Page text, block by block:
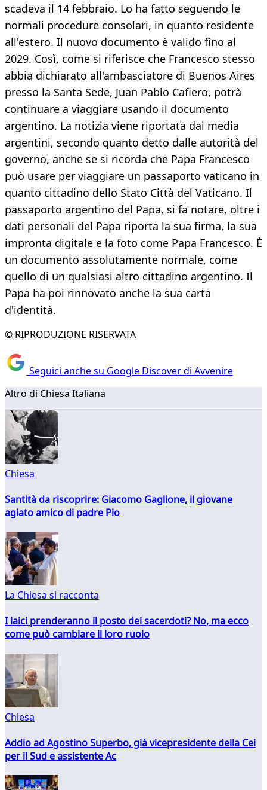
scadeva il 14 febbraio. Lo ha fatto seguendo le
normali procedure consolari, in quanto residente
all'estero. Il nuovo documento è valido fino al
2029. Così, come si riferisce che Francesco stesso
abbia dichiarato all'ambasciatore di Buenos Aires
presso la Santa Sede, Juan Pablo Cafiero, potrà
continuare a viaggiare usando il documento
argentino. La notizia viene riportata dai media
argentini, secondo quanto detto dalle autorità del
governo, anche se si ricorda che Papa Francesco
può usare per viaggiare un passaporto vaticano in
quanto cittadino dello Stato Città del Vaticano. Il
passaporto argentino del Papa, si fa notare, oltre i
dati personali del Papa riporta la sua firma, la sua
impronta digitale e la foto come Papa Francesco. È
un documento assolutamente normale, come
quello di un qualsiasi altro cittadino argentino. Il
Papa ha poi rinnovato anche la sua carta
d'identità.
© RIPRODUZIONE RISERVATA
Seguici anche su Google Discover di Avvenire
Altro di Chiesa Italiana
Chiesa
Santità da riscoprire: Giacomo Gaglione, il giovane
agiato amico di padre Pio
La Chiesa si racconta
I laici prenderanno il posto dei sacerdoti? No, ma ecco
come può cambiare il loro ruolo
Chiesa
Addio ad Agostino Superbo, già vicepresidente della Cei
per il Sud e assistente Ac